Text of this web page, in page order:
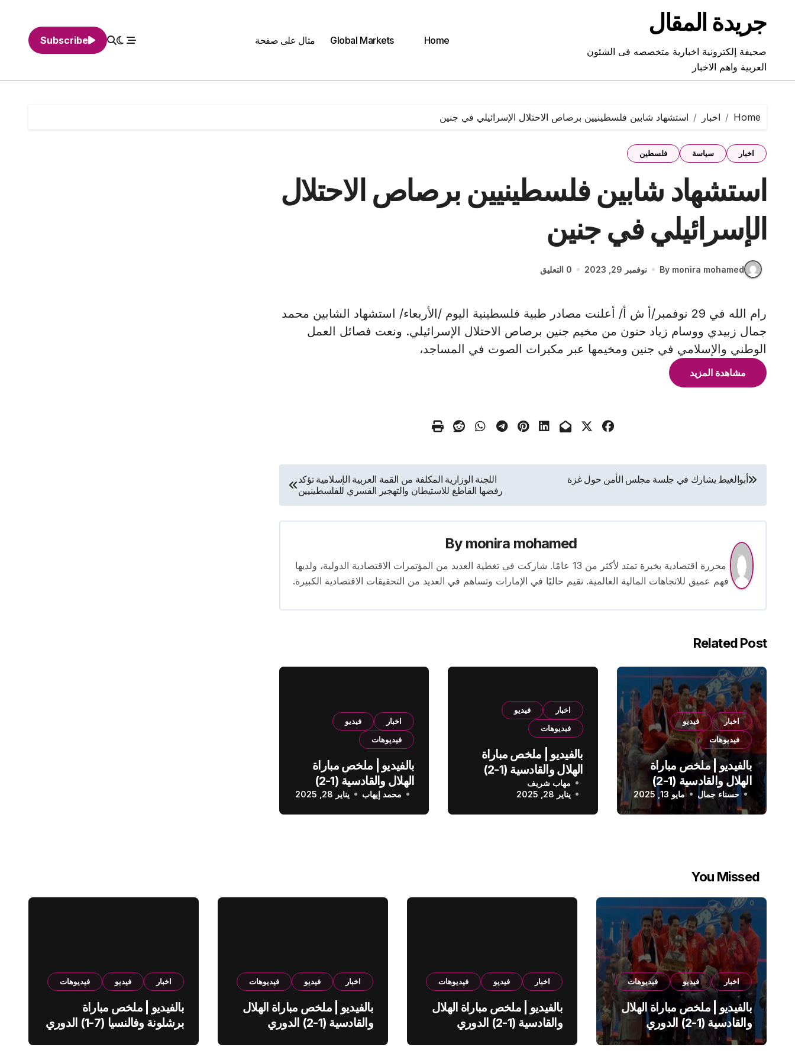
contentجريدة المقال
صحيفة إلكترونية اخبارية متخصصه فى الشئون
العربية واهم الاخبار
Home
Global Markets مثال على صفحة Subscribe
Home اخبار استشهاد شابين فلسطينيين برصاص الاحتلال الإسرائيلي في جنين
اخبار سياسة فلسطين
استشهاد شابين فلسطينيين برصاص الاحتلال
الإسرائيلي في جنين
By monira mohamed نوفمبر 29, 2023 0 التعليق
رام الله في 29 نوفمبر/أ ش أ/ أعلنت مصادر طبية فلسطينية اليوم /الأربعاء/ استشهاد الشابين محمد
جمال زبيدي ووسام زياد حنون من مخيم جنين برصاص الاحتلال الإسرائيلي. ونعت فصائل العمل
الوطني والإسلامي في جنين ومخيمها عبر مكبرات الصوت في المساجد،
مشاهدة المزيد
تصفّح
المقالات
أبوالغيط يشارك في جلسة مجلس الأمن حول غزة
اللجنة الوزارية المكلفة من القمة العربية الإسلامية تؤكد
رفضها القاطع للاستيطان والتهجير القسري للفلسطينيين
By monira mohamed
محررة اقتصادية بخبرة تمتد لأكثر من 13 عامًا. شاركت في تغطية العديد من المؤتمرات الاقتصادية الدولية، ولديها
فهم عميق للاتجاهات المالية العالمية. تقيم حاليًا في الإمارات وتساهم في العديد من التحقيقات الاقتصادية الكبيرة.
Related Post
اخبار
فيديو
فيديوهات
بالفيديو | ملخص مباراة
الهلال والقادسية (1-2)
الدوري السعودي
حسناء جمال مايو 13, 2025
اخبار
فيديو
فيديوهات
بالفيديو | ملخص مباراة
الهلال والقادسية (1-2)
الدوري السعودي
مهاب شريف
يناير 28, 2025
اخبار
فيديو
فيديوهات
بالفيديو | ملخص مباراة
الهلال والقادسية (1-2)
الدوري السعودي
محمد إيهاب يناير 28, 2025
You Missed
اخبار فيديو فيديوهات
بالفيديو | ملخص مباراة الهلال
والقادسية (1-2) الدوري
السعودي
اخبار فيديو فيديوهات
بالفيديو | ملخص مباراة الهلال
والقادسية (1-2) الدوري
اخبار فيديو فيديوهات
بالفيديو | ملخص مباراة الهلال
والقادسية (1-2) الدوري
اخبار فيديو فيديوهات
بالفيديو | ملخص مباراة
برشلونة وفالنسيا (7-1) الدوري